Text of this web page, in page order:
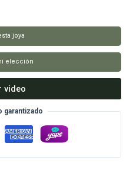
joya
elección
video
garantizado